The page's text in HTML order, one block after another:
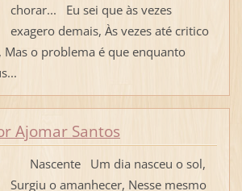
chorar... Eu sei que às vezes
exagero demais, Às vezes até critico
Mas o problema é que enquanto
Ajomar Santos
Nascente Um dia nasceu o sol,
Surgiu o amanhecer, Nesse mesmo